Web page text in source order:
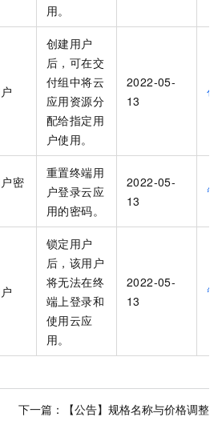
用。
创建用户
后，可在交
付组中将云
应用资源分
配给指定用
户使用。
2022-05-
13
创
密
重置终端用
户登录云应
用的密码。
2022-05-
13
管
锁定用户
后，该用户
将无法在终
端上登录和
使用云应
用。
2022-05-
13
管
下一篇： 【公告】规格名称与价格调整